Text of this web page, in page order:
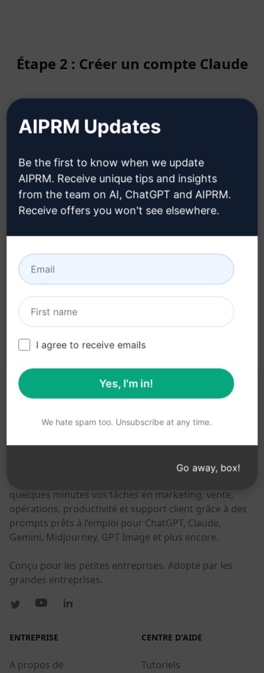
Étape 2 : Créer un compte Claude
créer un compte Claude
Étape 3 : Utiliser l'invite dans votre
Essayez l'invite maintenant sur Claude
CES LIENS PEUVENT VOUS ÊTRE UTILES
AIPRM est un outil de gestion de prompts et une
quelques minutes vos tâches en marketing, vente,
opérations, productivité et support client grâce à des
prompts prêts à l’emploi pour ChatGPT, Claude,
Gemini, Midjourney, GPT Image et plus encore.
Conçu pour les petites entreprises. Adopté par les
grandes entreprises.
ENTREPRISE
A propos de
CENTRE D'AIDE
Tutoriels
AIPRM Updates
Be the first to know when we update
AIPRM. Receive unique tips and insights
from the team on AI, ChatGPT and AIPRM.
Receive offers you won't see elsewhere.
I agree to receive emails
Yes, I'm in!
We hate spam too. Unsubscribe at any time.
Go away, box!